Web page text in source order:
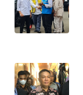
WN
WN
PURWAKARTA